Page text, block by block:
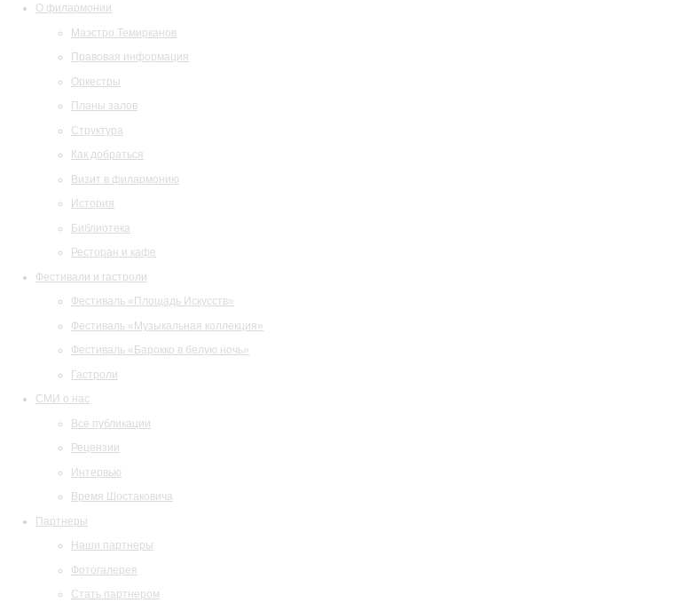
О филармонии
Маэстро Темирканов
Правовая информация
Оркестры
Планы залов
Структура
Как добраться
Визит в филармонию
История
Библиотека
Ресторан и кафе
Фестивали и гастроли
Фестиваль «Площадь Искусств»
Фестиваль «Музыкальная коллекция»
Фестиваль «Барокко в белую ночь»
Гастроли
СМИ о нас
Все публикации
Рецензии
Интервью
Время Шостаковича
Партнеры
Наши партнеры
Фотогалерея
Стать партнером